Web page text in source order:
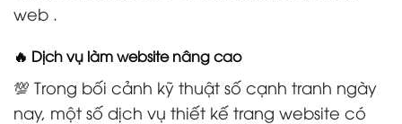
web .
🔥 Dịch vụ làm website nâng cao
💯 Trong bối cảnh kỹ thuật số cạnh tranh ngày
nay, một số dịch vụ thiết kế trang website có